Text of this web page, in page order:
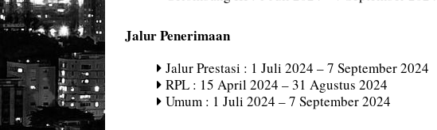
Jalur Penerimaan
Jalur Prestasi : 1 Juli 2024 – 7 September 2024
RPL : 15 April 2024 – 31 Agustus 2024
Umum : 1 Juli 2024 – 7 September 2024